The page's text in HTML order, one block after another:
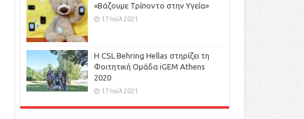
«Βάζουμε Τρίποντο στην Υγεία»
17 Ιούλ 2021
H CSL Behring Hellas στηρίζει τη
Φοιτητική Ομάδα iGEM Athens
2020
17 Ιούλ 2021